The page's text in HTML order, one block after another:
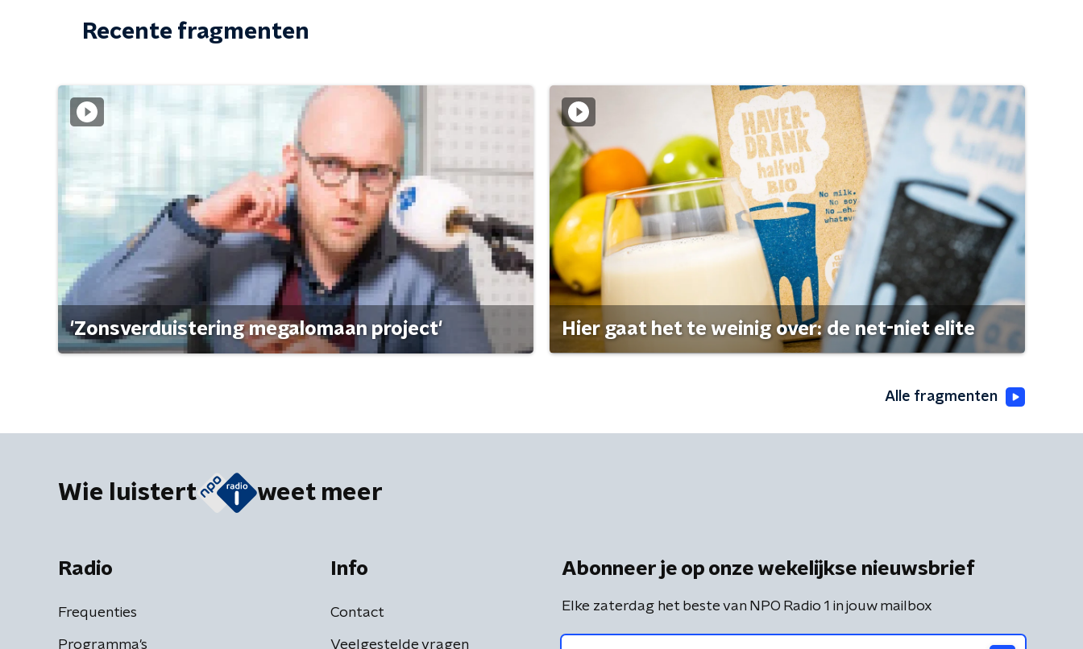
Recente fragmenten
'Zonsverduistering megalomaan project' Hier gaat het te weinig over: de net-niet elite
Alle fragmenten
Wie luistert weet meer
Radio
Frequenties
Programma's
Info
Contact
Veelgestelde vragen
Abonneer je op onze wekelijkse nieuwsbrief
Elke zaterdag het beste van NPO Radio 1 in jouw mailbox